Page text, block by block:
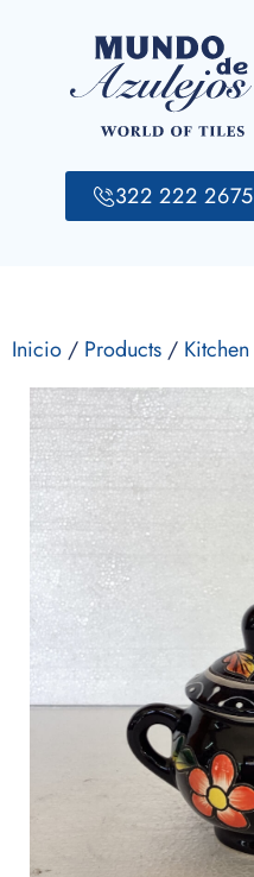
322 222 2675
Inicio/ Products/ Kitchen